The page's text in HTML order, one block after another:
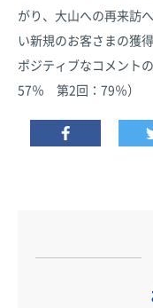
がり、大山への再来訪
い新規のお客さまの獲
ポジティブなコメント
57％ 第2回：79％）